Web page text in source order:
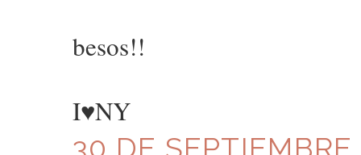
besos!!
I♥NY
30 DE